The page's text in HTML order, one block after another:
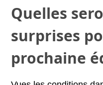
Quelles
surprises
prochaine